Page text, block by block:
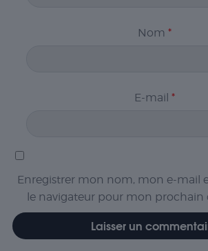
Nom *
E-mail *
Enregistrer mon nom, mon e-mail
le navigateur pour mon prochain